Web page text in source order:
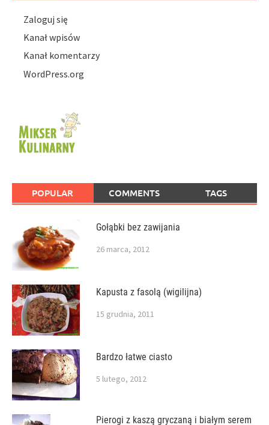
Zaloguj się
Kanał wpisów
Kanał komentarzy
WordPress.org
POPULAR COMMENTS TAGS
Gołąbki bez zawijania
26 marca, 2012
Kapusta z fasolą (wigilijna)
15 grudnia, 2011
Bardzo łatwe ciasto
5 lutego, 2012
Pierogi z kaszą gryczaną i białym serem